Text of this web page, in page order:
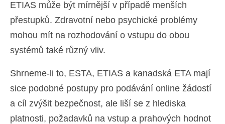
ETIAS může být mírnější v případě menších
přestupků. Zdravotní nebo psychické problémy
mohou mít na rozhodování o vstupu do obou
systémů také různý vliv.
Shrneme-li to, ESTA, ETIAS a kanadská ETA mají
sice podobné postupy pro podávání online žádostí
a cíl zvýšit bezpečnost, ale liší se z hlediska
platnosti, požadavků na vstup a prahových hodnot